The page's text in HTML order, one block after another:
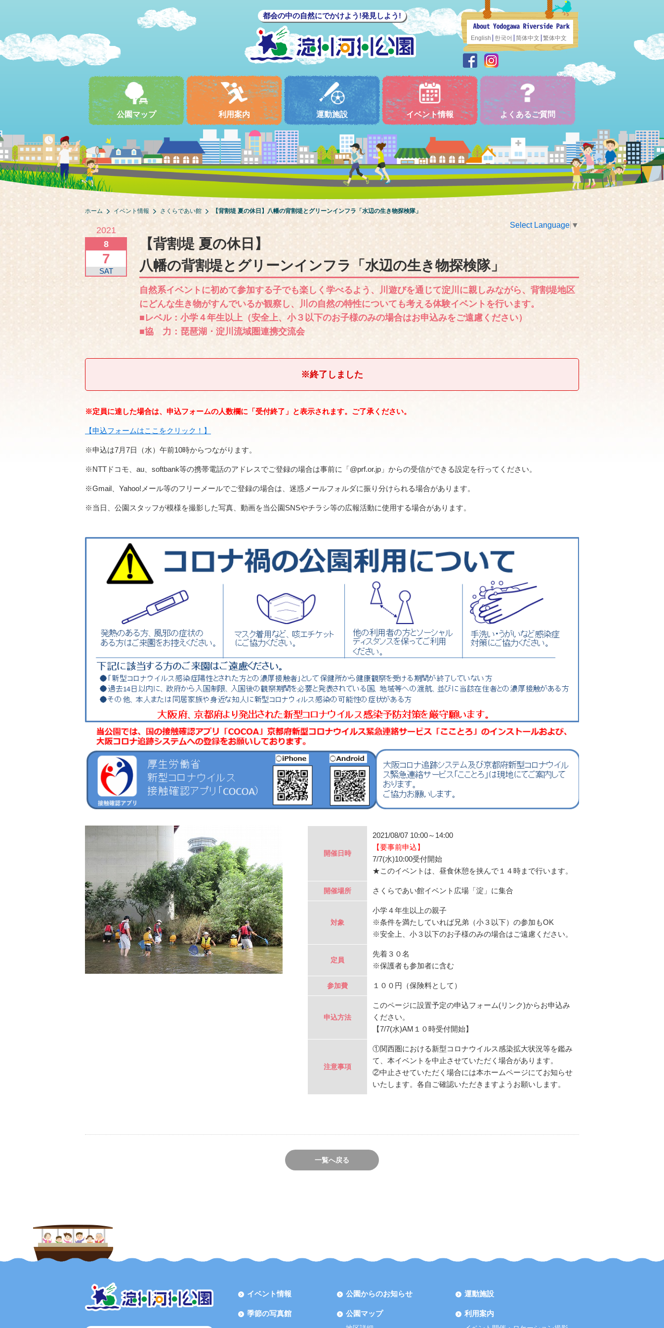
都会の中の自然にでかけよう!発見しよう!
English 한국어 简体中文 繁体中文
公園マップ 利用案内 運動施設 イベント情報 よくあるご質問
ホーム イベント情報 さくらであい館 【背割堤 夏の休日】 八幡の背割堤とグリーンインフラ「水辺の生き物探検隊」
Select Language ▼
2021
8
7
SAT
【背割堤 夏の休日】
八幡の背割堤とグリーンインフラ「水辺の生き物探検隊」
自然系イベントに初めて参加する子でも楽しく学べるよう、川遊びを通じて淀川に親しみながら、背割堤地区
にどんな生き物がすんでいるか観察し、川の自然の特性についても考える体験イベントを行います。
■レベル：小学４年生以上（安全上、小３以下のお子様のみの場合はお申込みをご遠慮ください）
■協 力：琵琶湖・淀川流域圏連携交流会
※終了しました
※定員に達した場合は、申込フォームの人数欄に「受付終了」と表示されます。ご了承ください。
【申込フォームはここをクリック！】
※申込は7月7日（水）午前10時からつながります。
※NTTドコモ、au、softbank等の携帯電話のアドレスでご登録の場合は事前に「@prf.or.jp」からの受信ができる設定を行ってください。
※Gmail、Yahoo!メール等のフリーメールでご登録の場合は、迷惑メールフォルダに振り分けられる場合があります。
※当日、公園スタッフが模様を撮影した写真、動画を当公園SNSやチラシ等の広報活動に使用する場合があります。
開催日時
2021/08/07 10:00～14:00
【要事前申込】
7/7(水)10:00受付開始
★このイベントは、昼食休憩を挟んで１４時まで行います。
開催場所 さくらであい館イベント広場「淀」に集合
対象
小学４年生以上の親子
※条件を満たしていれば兄弟（小３以下）の参加もOK
※安全上、小３以下のお子様のみの場合はご遠慮ください。
定員
先着３０名
※保護者も参加者に含む
参加費 １００円（保険料として）
申込方法
このページに設置予定の申込フォーム(リンク)からお申込み
ください。
【7/7(水)AM１０時受付開始】
注意事項
①関西圏における新型コロナウイルス感染拡大状況等を鑑み
て、本イベントを中止させていただく場合があります。
②中止させていただく場合には本ホームページにてお知らせ
いたします。各自ご確認いただきますようお願いします。
一覧へ戻る
イベント情報
季節の写真館
公園からのお知らせ
公園マップ
運動施設
利用案内